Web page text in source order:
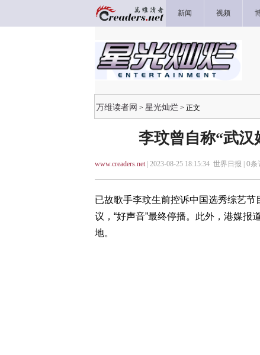
新闻 视频
万维读者网 > 星光灿烂 > 正文
李玟曾自称“武汉
www.creaders.net| 2023-08-25 18:15:34 世界日报 | 0条
已故歌手李玟生前控诉中国选秀综艺节
议，“好声音”最终停播。此外，港媒
地。